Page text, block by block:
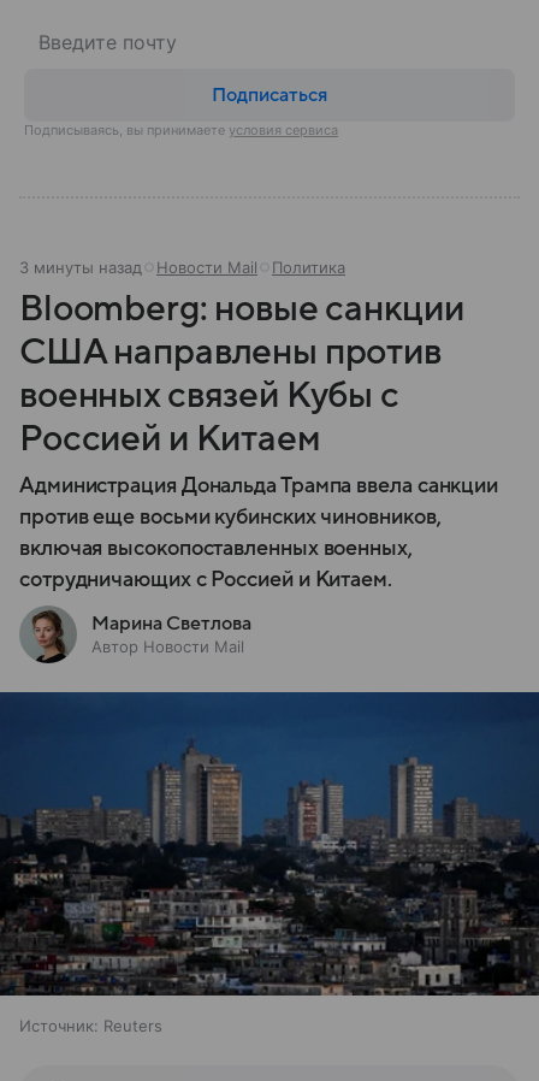
Подписаться
Подписываясь, вы принимаете условия сервиса
3 минуты назад Новости Mail Политика
Bloomberg: новые санкции
США направлены против
военных связей Кубы с
Россией и Китаем
Администрация Дональда Трампа ввела санкции
против еще восьми кубинских чиновников,
включая высокопоставленных военных,
сотрудничающих с Россией и Китаем.
Марина Светлова
Автор Новости Mail
Источник: Reuters